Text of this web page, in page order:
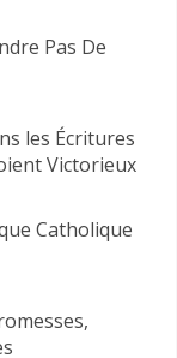
Pas De
les Écritures
Victorieux
Catholique